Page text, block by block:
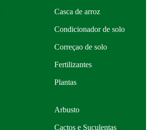
Casca de arroz
Condicionador de solo
Correçao de solo
Fertilizantes
Plantas
Arbusto
Cactos e Suculentas